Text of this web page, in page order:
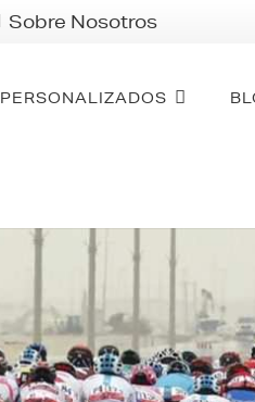
Sobre Nosotros
PERSONALIZADOS